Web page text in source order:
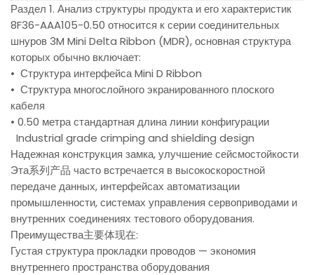
Раздел 1. Анализ структуры продукта и его характеристик
8F36-AAA105-0.50 относится к серии соединительных
шнуров 3M Mini Delta Ribbon (MDR), основная структура
которых обычно включает:
• Структура интерфейса Mini D Ribbon
• Структура многослойного экранированного плоского
кабеля
• 0.50 метра стандартная длина линии конфигурации
Industrial grade crimping and shielding design
Надежная конструкция замка, улучшение сейсмостойкости
Эта系列产品 часто встречается в высокоскоростной
передаче данных, интерфейсах автоматизации
промышленности, системах управления сервоприводами и
внутренних соединениях тестового оборудования.
Преимущества主要体现在:
Густая структура прокладки проводов — экономия
внутреннего пространства оборудования